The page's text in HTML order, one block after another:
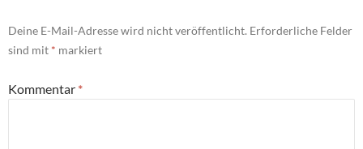
Deine E-Mail-Adresse wird nicht veröffentlicht. Erforderliche Felder
sind mit * markiert
Kommentar *